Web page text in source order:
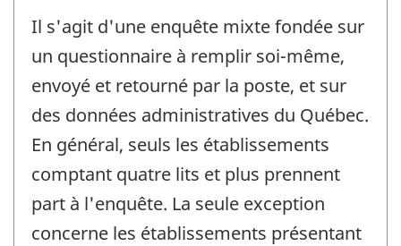
Il s'agit d'une enquête mixte fondée sur
un questionnaire à remplir soi-même,
envoyé et retourné par la poste, et sur
des données administratives du Québec.
En général, seuls les établissements
comptant quatre lits et plus prennent
part à l'enquête. La seule exception
concerne les établissements présentant